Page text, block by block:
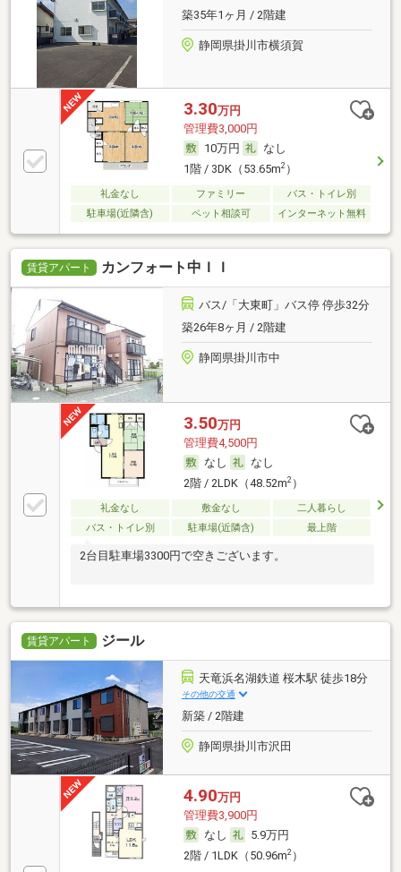
築35年1ヶ月 / 2階建
静岡県掛川市横須賀
3.30万円
管理費3,000円
10万円
なし
1階 / 3DK（53.65m2）
礼金なし ファミリー
バス・トイレ別
駐車場(近隣含)
ペット相談可 インターネット無料
賃貸アパート カンフォート中ＩＩ
バス/「大東町」バス停 停歩32分
築26年8ヶ月 / 2階建
静岡県掛川市中
3.50万円
管理費4,500円
なし
なし
2階 / 2LDK（48.52m2）
礼金なし 敷金なし
二人暮らし
バス・トイレ別
駐車場(近隣含) 最上階
2台目駐車場3300円で空きございます。
賃貸アパート ジール
天竜浜名湖鉄道 桜木駅 徒歩18分
その他の交通
新築 / 2階建
静岡県掛川市沢田
4.90万円
管理費3,900円
なし
5.9万円
2階 / 1LDK（50.96m2）